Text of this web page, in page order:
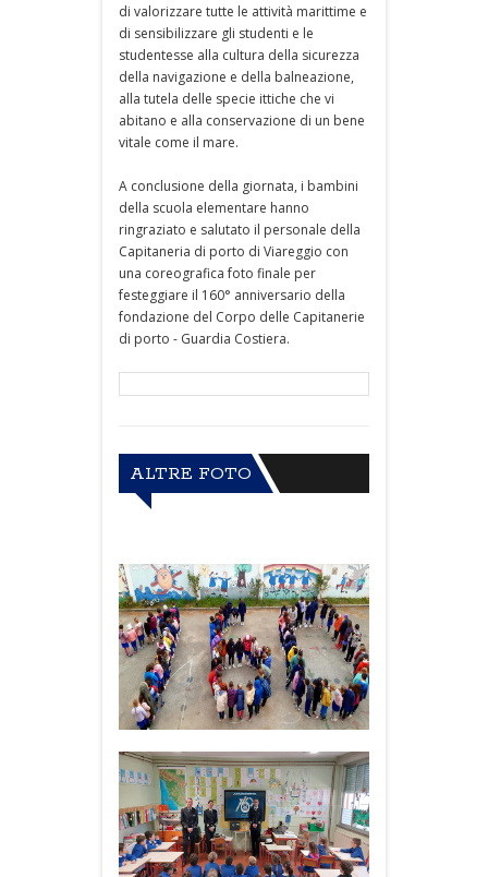
di valorizzare tutte le attività marittime e
di sensibilizzare gli studenti e le
studentesse alla cultura della sicurezza
della navigazione e della balneazione,
alla tutela delle specie ittiche che vi
abitano e alla conservazione di un bene
vitale come il mare.
A conclusione della giornata, i bambini
della scuola elementare hanno
ringraziato e salutato il personale della
Capitaneria di porto di Viareggio con
una coreografica foto finale per
festeggiare il 160° anniversario della
fondazione del Corpo delle Capitanerie
di porto - Guardia Costiera.
ALTRE FOTO